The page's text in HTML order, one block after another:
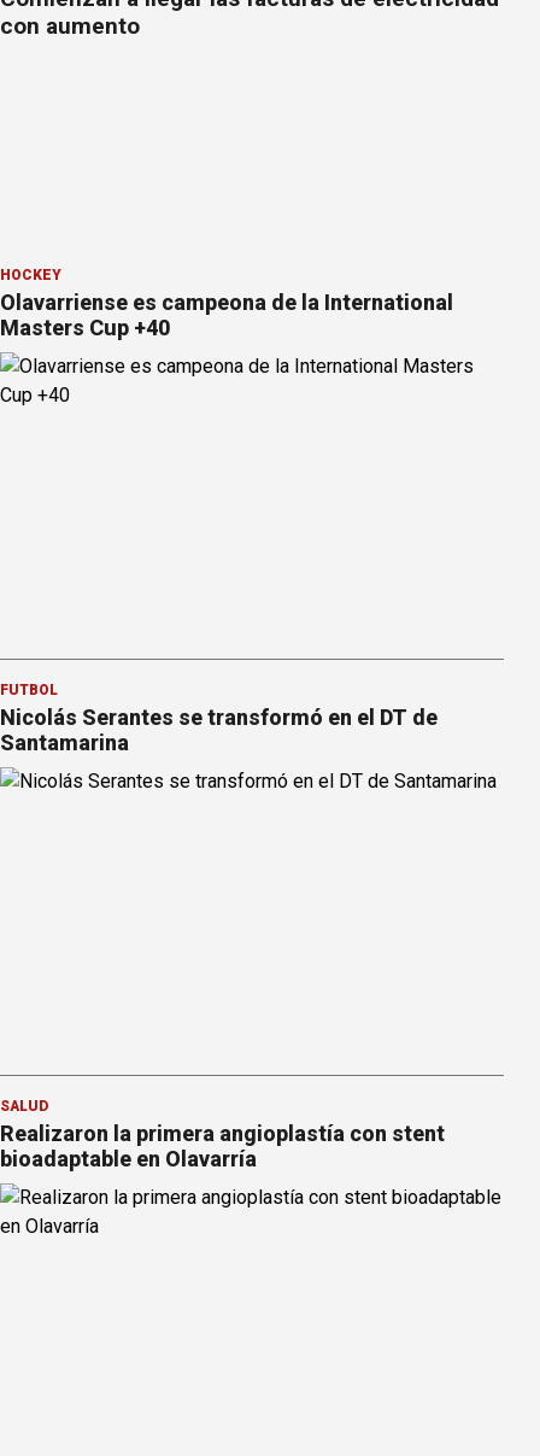
con aumento
HOCKEY
Olavarriense es campeona de la International
Masters Cup +40
FÚTBOL
Nicolás Serantes se transformó en el DT de
Santamarina
SALUD
Realizaron la primera angioplastía con stent
bioadaptable en Olavarría